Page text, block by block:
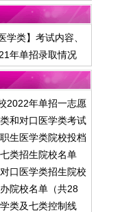
学类】考试内容、
年单招录取情况
2022年单招一志愿
和对口医学类考试
生医学类院校投档
类招生院校名单
口医学类招生院校
院校名单（共28
类及七类控制线